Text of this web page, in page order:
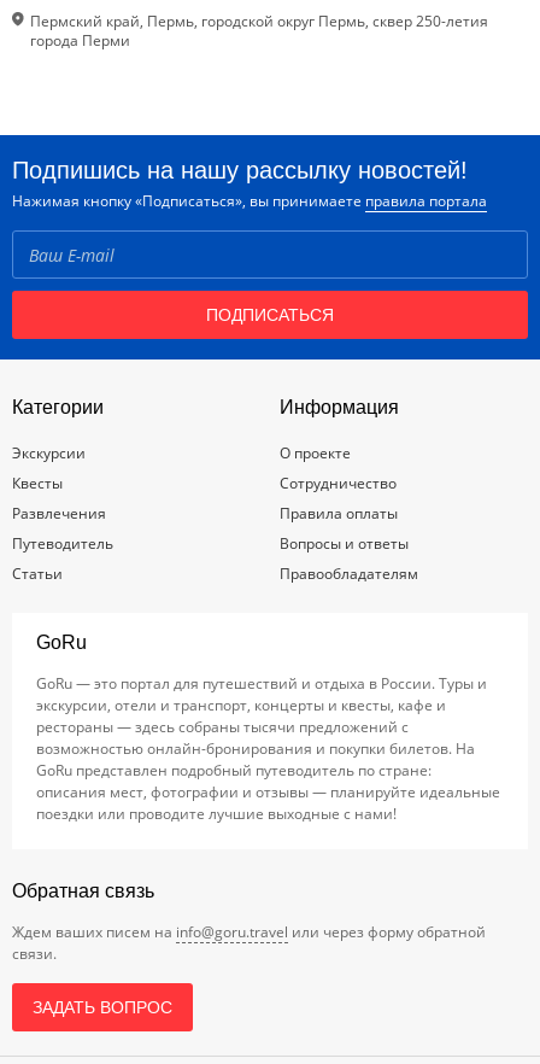
Пермский край, Пермь, городской округ Пермь, сквер 250-летия
города Перми
Подпишись на нашу рассылку новостей!
Нажимая кнопку «Подписаться», вы принимаете правила портала
ПОДПИСАТЬСЯ
Категории
Экскурсии
Квесты
Развлечения
Путеводитель
Статьи
Информация
О проекте
Сотрудничество
Правила оплаты
Вопросы и ответы
Правообладателям
GoRu
GoRu — это портал для путешествий и отдыха в России. Туры и
экскурсии, отели и транспорт, концерты и квесты, кафе и
рестораны — здесь собраны тысячи предложений с
возможностью онлайн-бронирования и покупки билетов. На
GoRu представлен подробный путеводитель по стране:
описания мест, фотографии и отзывы — планируйте идеальные
поездки или проводите лучшие выходные с нами!
Обратная связь
Ждем ваших писем на info@goru.travel или через форму обратной
связи.
ЗАДАТЬ ВОПРОС